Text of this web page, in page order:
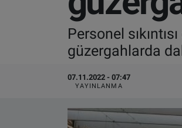
Personel
güzergahlarda
07.11.2022 - 07:47
YAYINLANMA
VIDEO GALERİ
ALGEMENE VOORWAARDEN
CONTACT
Çerez Politikası